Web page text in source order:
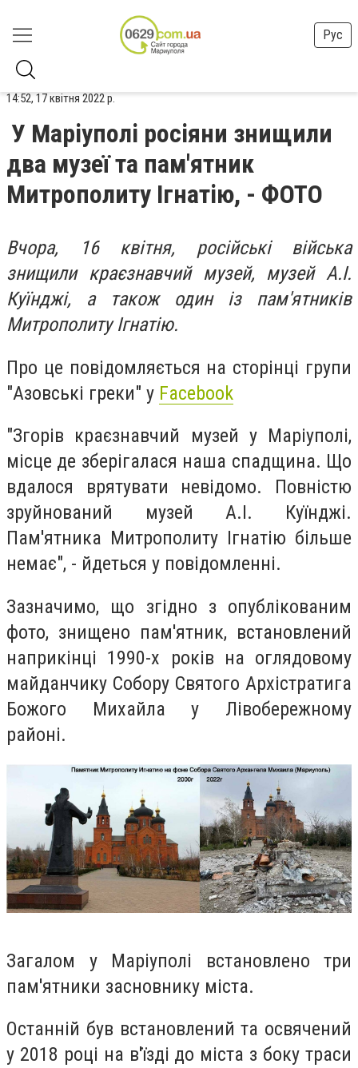
Рус
14:52, 17 квітня 2022 р.
У Маріуполі росіяни знищили
два музеї та пам'ятник
Митрополиту Ігнатію, - ФОТО
Вчора, 16 квітня, російські війська
знищили краєзнавчий музей, музей А.І.
Куїнджі, а також один із пам'ятників
Митрополиту Ігнатію.
Про це повідомляється на сторінці групи
"Азовські греки" у Facebook
"Згорів краєзнавчий музей у Маріуполі,
місце де зберігалася наша спадщина. Що
вдалося врятувати невідомо. Повністю
зруйнований музей А.І. Куїнджі.
Пам'ятника Митрополиту Ігнатію більше
немає", - йдеться у повідомленні.
Зазначимо, що згідно з опублікованим
фото, знищено пам'ятник, встановлений
наприкінці 1990-х років на оглядовому
майданчику Собору Святого Архістратига
Божого Михайла у Лівобережному
районі.
Загалом у Маріуполі встановлено три
пам'ятники засновнику міста.
Останній був встановлений та освячений
у 2018 році на в'їзді до міста з боку траси